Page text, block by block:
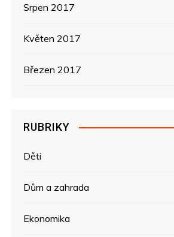
Srpen 2017
Květen 2017
Březen 2017
RUBRIKY
Děti
Dům a zahrada
Ekonomika